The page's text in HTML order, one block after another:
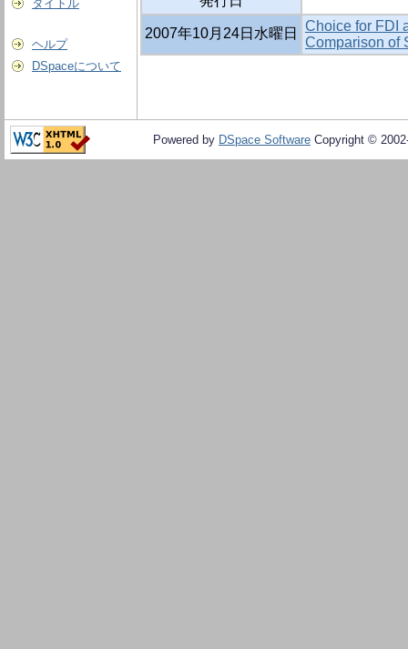
タイトル
ヘルプ
DSpaceについて
2007年10月24日水曜日
Choice for FDI
Comparison of
Powered by DSpace Software Copyright ©